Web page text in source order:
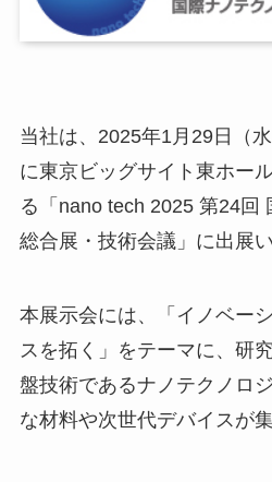
当社は、2025年1月29日（
に東京ビッグサイト東ホー
る「nano tech 2025 第24回
総合展・技術会議」に出展い
本展示会には、「イノベー
スを拓く」をテーマに、研
盤技術であるナノテクノロ
な材料や次世代デバイスが